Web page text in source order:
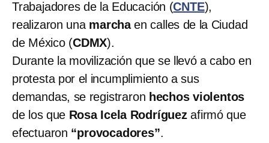
Trabajadores de la Educación (CNTE),
realizaron una marchaen calles de la Ciudad
de México (CDMX).
Durante la movilización que se llevó a cabo en
protesta por el incumplimiento a sus
demandas, se registraron hechos violentos
de los que Rosa Icela Rodríguezafirmó que
efectuaron “provocadores”.